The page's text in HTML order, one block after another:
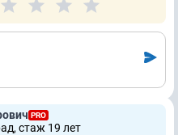
PRO
стаж 19 лет